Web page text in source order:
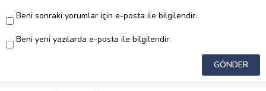
Beni sonraki yorumlar için e-posta ile bilgilendir.
Beni yeni yazılarda e-posta ile bilgilendir.